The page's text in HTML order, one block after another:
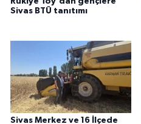
Sivas BTÜ tanıtımı
Sivas Merkez ve 16 İlçede